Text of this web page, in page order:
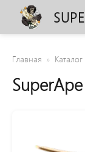
Главная Каталог